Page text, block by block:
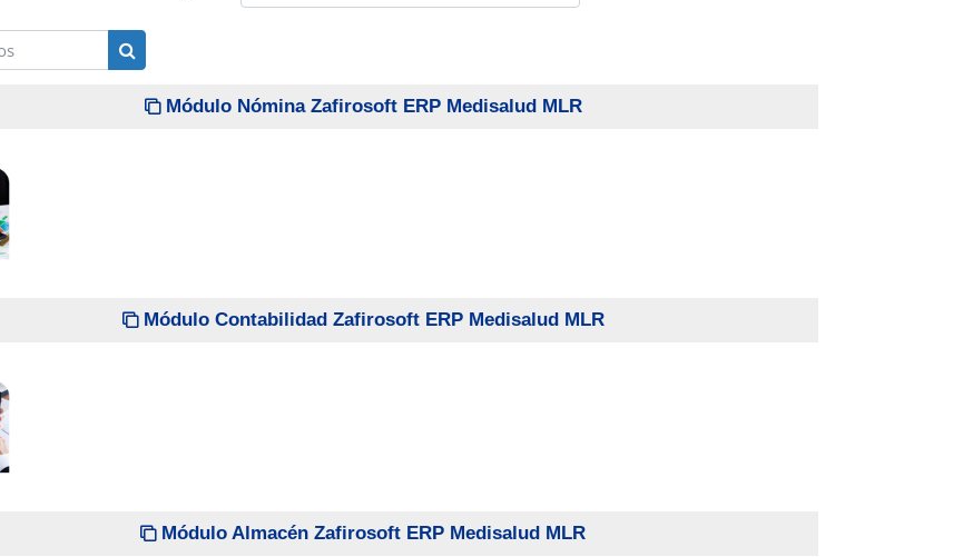
Buscar cursos
Módulo Nómina Zafirosoft ERP Medisalud MLR
Módulo Contabilidad Zafirosoft ERP Medisalud MLR
Módulo Almacén Zafirosoft ERP Medisalud MLR